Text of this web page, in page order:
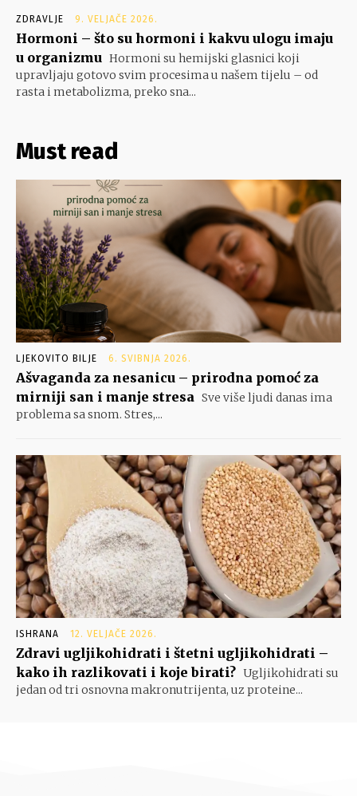
ZDRAVLJE 9. VELJAČE 2026.
Hormoni – što su hormoni i kakvu ulogu imaju
u organizmu Hormoni su hemijski glasnici koji
upravljaju gotovo svim procesima u našem tijelu – od
rasta i metabolizma, preko sna...
Must read
LJEKOVITO BILJE 6. SVIBNJA 2026.
Ašvaganda za nesanicu – prirodna pomoć za
mirniji san i manje stresa Sve više ljudi danas ima
problema sa snom. Stres,...
ISHRANA 12. VELJAČE 2026.
Zdravi ugljikohidrati i štetni ugljikohidrati –
kako ih razlikovati i koje birati? Ugljikohidrati su
jedan od tri osnovna makronutrijenta, uz proteine...